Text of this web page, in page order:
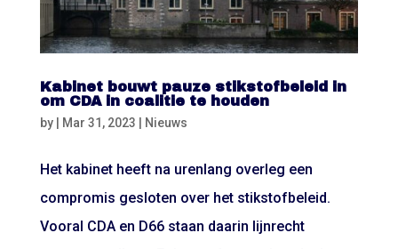
Kabinet bouwt pauze stikstofbeleid in
om CDA in coalitie te houden
by Mar 31, 2023 Nieuws
Het kabinet heeft na urenlang overleg een
compromis gesloten over het stikstofbeleid.
Vooral CDA en D66 staan daarin lijnrecht